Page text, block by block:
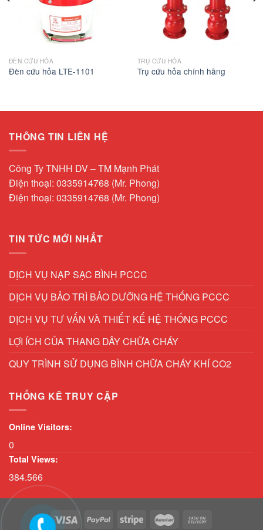
ĐÈN CỨU HỎA
Đèn cứu hỏa LTE-1101
TRỤ CỨU HỎA
Trụ cứu hỏa chính hãng
THÔNG TIN LIÊN HỆ
Công Ty TNHH DV – TM Mạnh Phát
Điện thoại: 0335914768 (Mr. Phong)
Điện thoại: 0335914768 (Mr. Phong)
TIN TỨC MỚI NHẤT
DỊCH VỤ NẠP SẠC BÌNH PCCC
DỊCH VỤ BẢO TRÌ BẢO DƯỠNG HỆ THỐNG PCCC
DỊCH VỤ TƯ VẤN VÀ THIẾT KẾ HỆ THỐNG PCCC
LỢI ÍCH CỦA THANG DÂY CHỮA CHÁY
QUY TRÌNH SỬ DỤNG BÌNH CHỮA CHÁY KHÍ CO2
THỐNG KÊ TRUY CẬP
Online Visitors:
0
Total Views:
384.566